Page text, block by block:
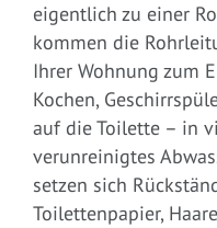
eigentlich zu einer
kommen die
Ihrer Wohnung zum
Kochen,
auf die Toilette – in
verunreinigtes
setzen sich
Toilettenpapier,